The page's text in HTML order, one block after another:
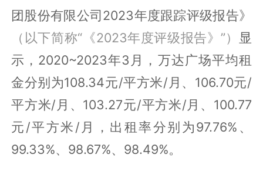
团股份有限公司2023年度跟踪评级报告》
（以下简称“《2023年度评级报告》”） 显
示，2020~2023年3月，万达广场平均租
金分别为108.34元/平方米/月、106.70元/
平方米/月、103.27元/平方米/月、100.77
元/平方米/月，出租率分别为97.76%、
99.33%、98.67%、98.49%。